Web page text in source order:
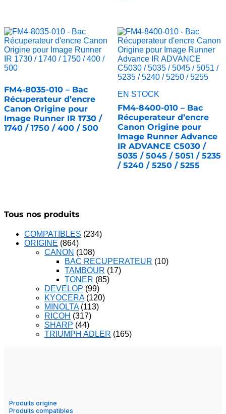
FM4-8035-010 – Bac
Récuperateur d’encre
Canon Origine pour
Image Runner IR 1730 /
1740 / 1750 / 400 / 500
EN STOCK
FM4-8400-010 – Bac
Récuperateur d’encre
Canon Origine pour
Image Runner Advance
IR ADVANCE C5030 /
5035 / 5045 / 5051 / 5235
/ 5240 / 5250 / 5255
Tous nos produits
COMPATIBLES (234)
ORIGINE (864)
CANON (108)
BAC RECUPERATEUR (10)
TAMBOUR (17)
TONER (85)
DEVELOP (99)
KYOCERA (120)
MINOLTA (113)
RICOH (317)
SHARP (44)
TRIUMPH ADLER (165)
Produits origine
Produits compatibles